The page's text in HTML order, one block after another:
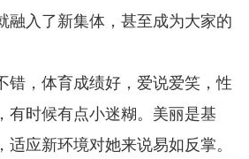
融入了新集体，甚至成为大家的
错，体育成绩好，爱说爱笑，性
有时候有点小迷糊。美丽是基
适应新环境对她来说易如反掌。